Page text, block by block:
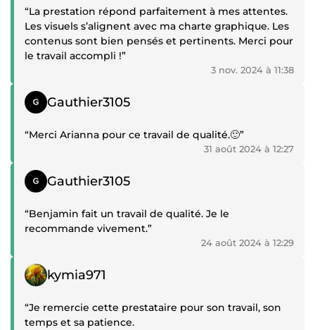
“La prestation répond parfaitement à mes attentes.
Les visuels s’alignent avec ma charte graphique. Les
contenus sont bien pensés et pertinents. Merci pour
le travail accompli !”
3 nov. 2024 à 11:38
Témoignage positif
Gauthier3105
“Merci Arianna pour ce travail de qualité.🙂”
31 août 2024 à 12:27
Témoignage positif
Gauthier3105
“Benjamin fait un travail de qualité. Je le
recommande vivement.”
24 août 2024 à 12:29
Témoignage positif
kymia971
“Je remercie cette prestataire pour son travail, son
temps et sa patience.